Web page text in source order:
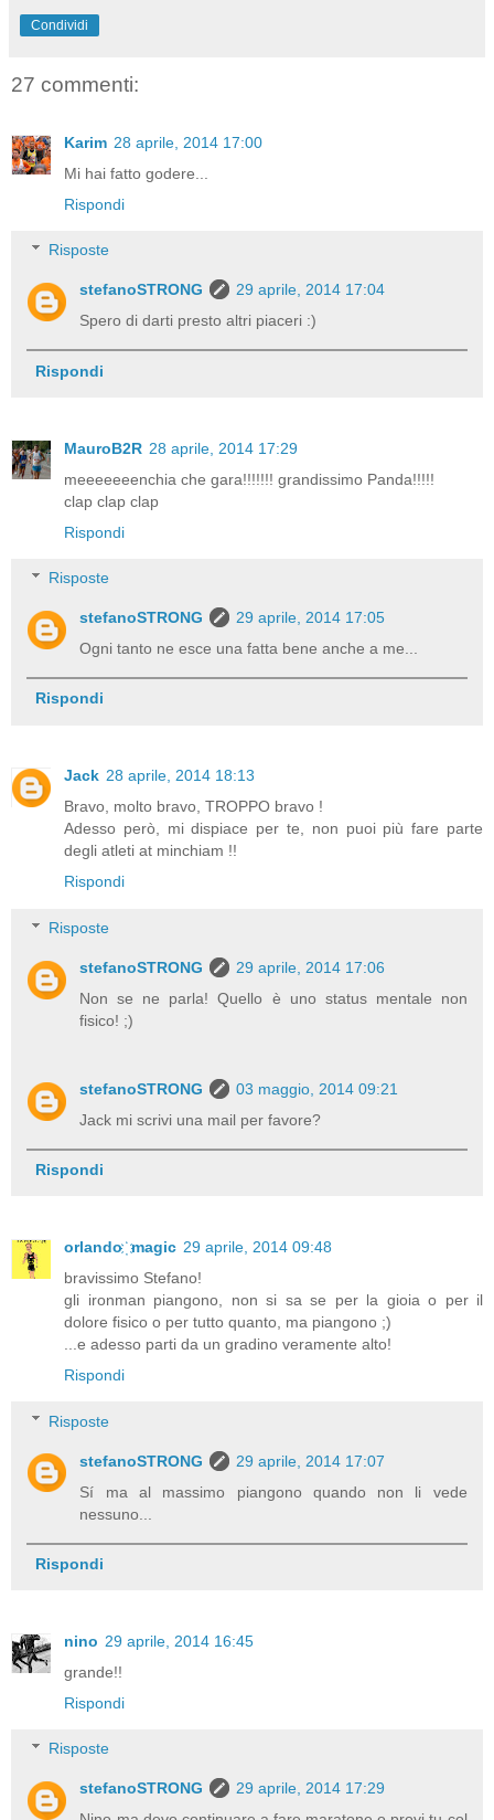
Condividi
27 commenti:
Karim 28 aprile, 2014 17:00
Mi hai fatto godere...
Rispondi
Risposte
stefanoSTRONG
29 aprile, 2014 17:04
Spero di darti presto altri piaceri :)
Rispondi
MauroB2R 28 aprile, 2014 17:29
meeeeeeenchia che gara!!!!!!! grandissimo Panda!!!!!
clap clap clap
Rispondi
Risposte
stefanoSTRONG
29 aprile, 2014 17:05
Ogni tanto ne esce una fatta bene anche a me...
Rispondi
Jack 28 aprile, 2014 18:13
Bravo, molto bravo, TROPPO bravo !
Adesso però, mi dispiace per te, non puoi più fare parte
degli atleti at minchiam !!
Rispondi
Risposte
stefanoSTRONG
29 aprile, 2014 17:06
Non se ne parla! Quello è uno status mentale non
fisico! ;)
stefanoSTRONG
03 maggio, 2014 09:21
Jack mi scrivi una mail per favore?
Rispondi
orlando ҉ magic 29 aprile, 2014 09:48
bravissimo Stefano!
gli ironman piangono, non si sa se per la gioia o per il
dolore fisico o per tutto quanto, ma piangono ;)
...e adesso parti da un gradino veramente alto!
Rispondi
Risposte
stefanoSTRONG
29 aprile, 2014 17:07
Sí ma al massimo piangono quando non li vede
nessuno...
Rispondi
nino 29 aprile, 2014 16:45
grande!!
Rispondi
Risposte
stefanoSTRONG
29 aprile, 2014 17:29